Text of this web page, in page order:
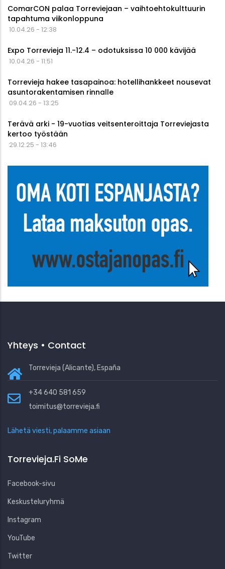
ComarCON palaa Torreviejaan – vaihtoehtokulttuurin
tapahtuma viikonloppuna
10.04.26 - 12:38
Expo Torrevieja 11.-12.4 – odotuksissa 10 000 kävijää
10.04.26 - 11:51
Torrevieja hakee tasapainoa: hotellihankkeet nousevat
asuntorakentamisen rinnalle
09.04.26 - 13:25
Terävä arki - 19-vuotias veitsenteroittaja Torreviejasta
kertoo työstään
29.12.25 - 13:46
Yhteys • Contact
Torrevieja (Alicante), España
+34 640 581 659
toimitus@torrevieja.fi
Lähetä viesti, palaamme asiaan
Torrevieja.fi SoMe
Facebook-sivu
Keskusteluryhmä
Instagram
YouTube
Twitter